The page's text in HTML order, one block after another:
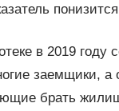
в 2019 году
заемщики, а
брать